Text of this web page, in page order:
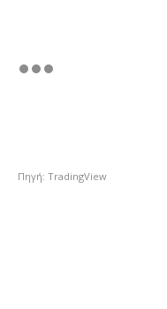
Πηγή: TradingView